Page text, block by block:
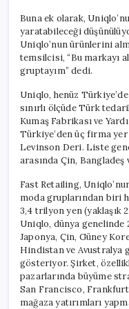
Buna ek olarak,
yaratabileceği
Uniqlo’nun ürünlerini
temsilcisi, “Bu markayı
gruptayım” dedi.
Uniqlo, henüz
sınırlı ölçüde Türk
Kumaş Fabrikası ve
Türkiye’den üç firma
Levinson Deri. Liste
arasında Çin, Bangladeş
Fast Retailing,
moda gruplarından biri
3,4 trilyon yen (yaklaşık
Uniqlo, dünya genelinde
Japonya, Çin, Güney
Hindistan ve Avustralya
gösteriyor. Şirket,
pazarlarında büyüme
San Francisco,
mağaza yatırımları